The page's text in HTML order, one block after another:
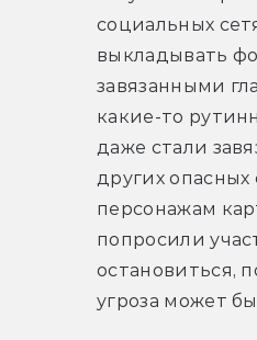
социальных
выкладывать
завязанными
какие-то
даже стали
других опасных
персонажам
попросили
остановиться,
угроза может